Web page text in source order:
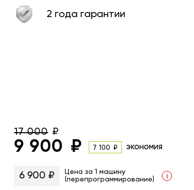
2 года гарантии
17 000
9 900 7 100 экономия
6 900 ₽
Цена за 1 машину
(перепрограммирование)
i